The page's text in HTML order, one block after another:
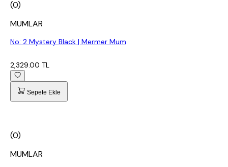
(0)
MUMLAR
No: 2 Mystery Black | Mermer Mum
2,329.00 TL
Sepete Ekle
(0)
MUMLAR